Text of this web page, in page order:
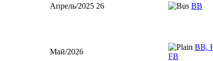
Апрель/2025 26 BB
Май/2026
BB,
FB